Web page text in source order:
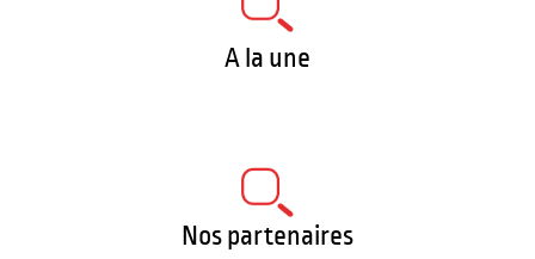
A la une
Nos partenaires